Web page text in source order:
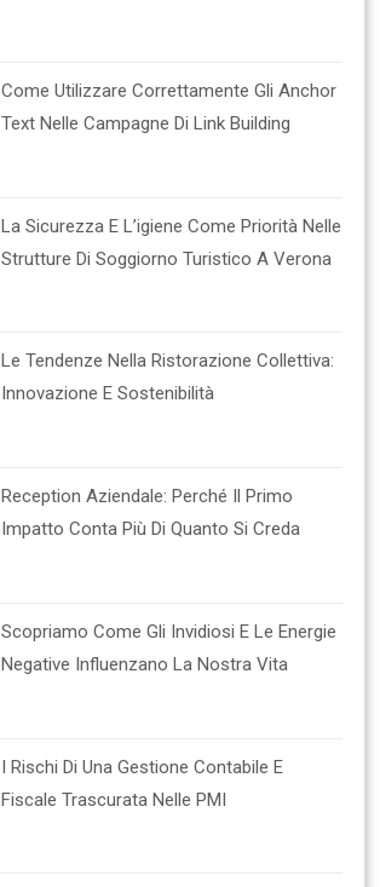
Come Utilizzare Correttamente Gli Anchor
Text Nelle Campagne Di Link Building
La Sicurezza E L’igiene Come Priorità Nelle
Strutture Di Soggiorno Turistico A Verona
Le Tendenze Nella Ristorazione Collettiva:
Innovazione E Sostenibilità
Reception Aziendale: Perché Il Primo
Impatto Conta Più Di Quanto Si Creda
Scopriamo Come Gli Invidiosi E Le Energie
Negative Influenzano La Nostra Vita
I Rischi Di Una Gestione Contabile E
Fiscale Trascurata Nelle PMI